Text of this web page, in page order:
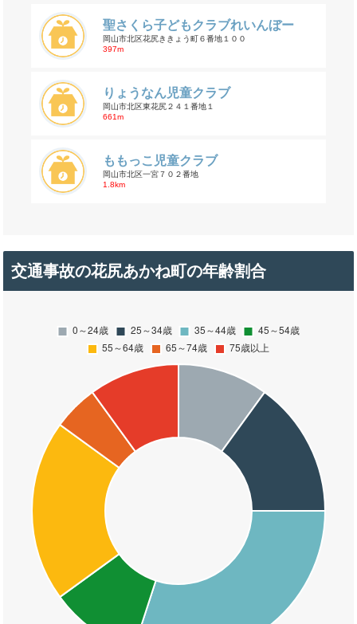
聖さくら子どもクラブれいんぼー
岡山市北区花尻ききょう町６番地１００
397m
りょうなん児童クラブ
岡山市北区東花尻２４１番地１
661m
ももっこ児童クラブ
岡山市北区一宮７０２番地
1.8km
交通事故の花尻あかね町の年齢割合